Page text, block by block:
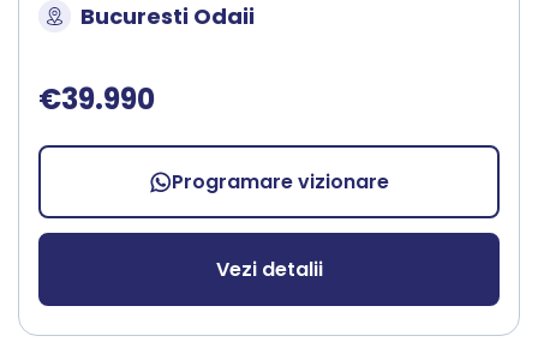
Bucuresti Odaii
€39.990
Programare vizionare
Vezi detalii